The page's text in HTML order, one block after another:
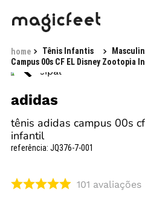
Tênis Infantis
Campus 00s CF EL Disney Zootopia
adidas
tênis adidas campus 00s
infantil
referência: JQ376-7-001
101 avaliações